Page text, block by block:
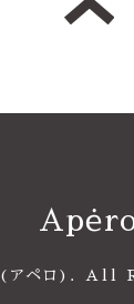
ペロ) . All